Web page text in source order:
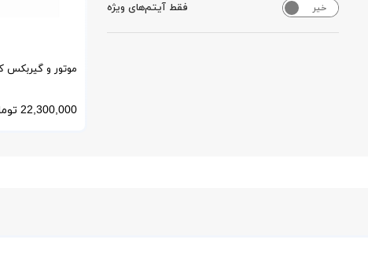
خیر فقط آیتم‌های ویژه
موتور و گیربکس
140
22,300,000